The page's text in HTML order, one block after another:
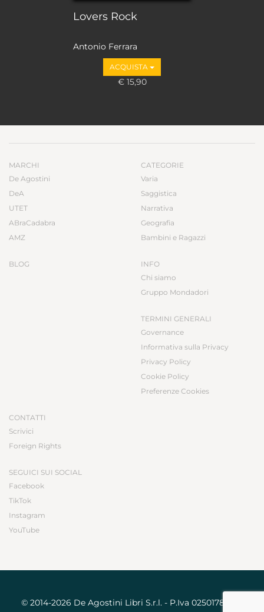
Lovers Rock
Antonio Ferrara
ACQUISTA
€ 15,90
MARCHI
De Agostini
DeA
UTET
ABraCadabra
AMZ
BLOG
CATEGORIE
Varia
Saggistica
Narrativa
Geografia
Bambini e Ragazzi
INFO
Chi siamo
Gruppo Mondadori
TERMINI GENERALI
Governance
Informativa sulla Privacy
Privacy Policy
Cookie Policy
Preferenze Cookies
CONTATTI
Scrivici
Foreign Rights
SEGUICI SUI SOCIAL
Facebook
TikTok
Instagram
YouTube
© 2014-2026 De Agostini Libri S.r.l. - P.Iva 02501780031